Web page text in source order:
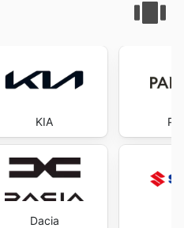
KIA
Dacia